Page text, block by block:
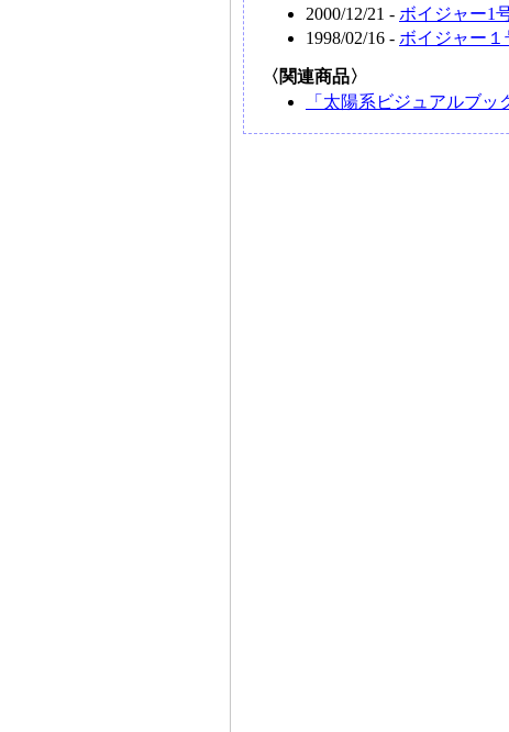
2000/12/21 - ボイジャー1
1998/02/16 - ボイジャー
〈関連商品〉
「太陽系ビジュアルブッ